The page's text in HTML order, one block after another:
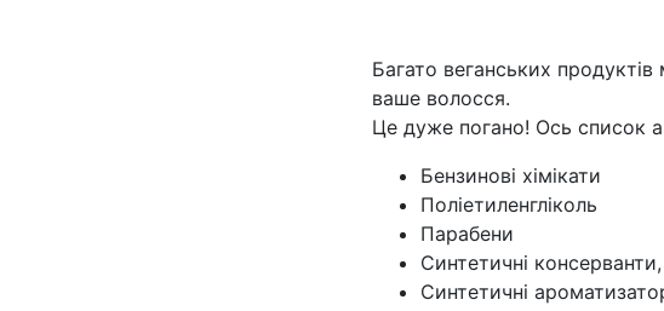
Багато веганських продуктів
ваше волосся.
Це дуже погано! Ось список
Бензинові хімікати
Поліетиленгліколь
Парабени
Синтетичні консерванти,
Синтетичні